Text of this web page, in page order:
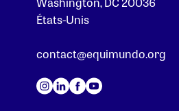
États-Unis
contact@equimundo.org